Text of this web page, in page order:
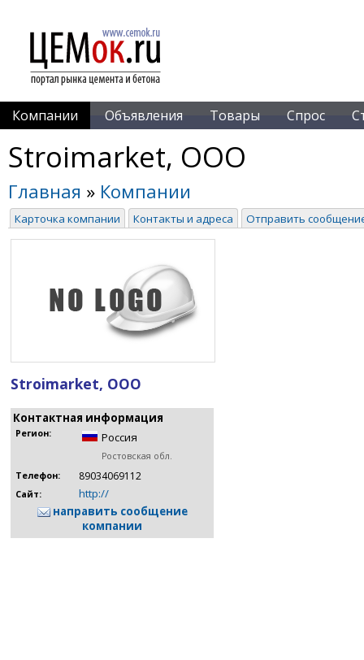
Компании Объявления Товары Спрос
Stroimarket, ООО
Главная » Компании
Карточка компании Контакты и адреса Отправить
Stroimarket, ООО
Контактная информация
Регион: Россия
Ростовская обл.
Телефон:
89034069112
Сайт:
http://
направить сообщение
компании